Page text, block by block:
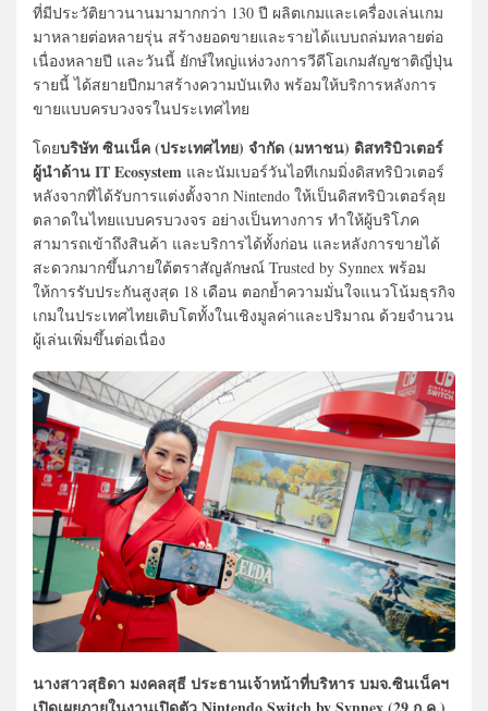
ที่มีประวัติยาวนานมามากกว่า 130 ปี ผลิตเกมและเครื่องเล่นเกม
มาหลายต่อหลายรุ่น สร้างยอดขายและรายได้แบบถล่มทลายต่อ
เนื่องหลายปี และวันนี้ ยักษ์ใหญ่แห่งวงการวีดีโอเกมสัญชาติญี่ปุ่น
รายนี้ ได้สยายปีกมาสร้างความบันเทิง พร้อมให้บริการหลังการ
ขายแบบครบวงจรในประเทศไทย
โดยบริษัท ซินเน็ค (ประเทศไทย) จำกัด (มหาชน) ดิสทริบิวเตอร์
ผู้นำด้าน IT Ecosystem และนัมเบอร์วันไอทีเกมมิ่งดิสทริบิวเตอร์
หลังจากที่ได้รับการแต่งตั้งจาก Nintendo ให้เป็นดิสทริบิวเตอร์ลุย
ตลาดในไทยแบบครบวงจร อย่างเป็นทางการ ทำให้ผู้บริโภค
สามารถเข้าถึงสินค้า และบริการได้ทั้งก่อน และหลังการขายได้
สะดวกมากขึ้นภายใต้ตราสัญลักษณ์ Trusted by Synnex พร้อม
ให้การรับประกันสูงสุด 18 เดือน ตอกย้ำความมั่นใจแนวโน้มธุรกิจ
เกมในประเทศไทยเติบโตทั้งในเชิงมูลค่าและปริมาณ ด้วยจำนวน
ผู้เล่นเพิ่มขึ้นต่อเนื่อง
นางสาวสุธิดา มงคลสุธี ประธานเจ้าหน้าที่บริหาร บมจ.ซินเน็คฯ